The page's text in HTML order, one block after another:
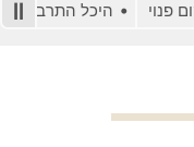
היכל התרבות מונגש